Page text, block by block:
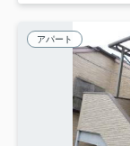
アパート